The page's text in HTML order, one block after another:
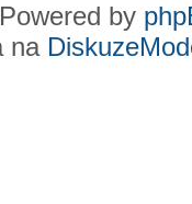
Powered by
na